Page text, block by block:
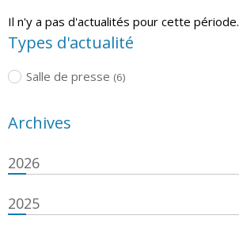
Il n'y a pas d'actualités pour cette période.
Types d'actualité
Salle de presse (6)
Archives
2026
2025